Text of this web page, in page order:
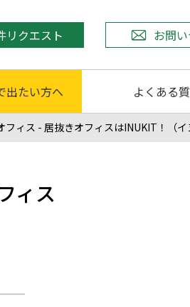
リクエスト お問
出たい方へ よくある
ィス - 居抜きオフィスはINUKIT！（イ
ィス